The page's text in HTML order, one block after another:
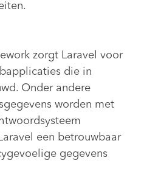
zorgt Laravel voor
die in
Onder andere
worden met
een betrouwbaar
gegevens